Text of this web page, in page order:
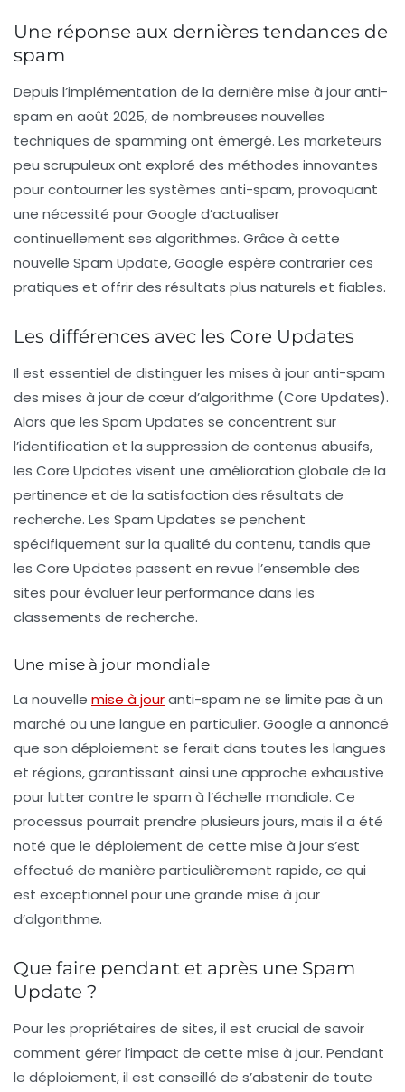
Une réponse aux dernières tendances de
spam
Depuis l’implémentation de la dernière mise à jour anti-
spam en août 2025, de nombreuses nouvelles
techniques de spamming ont émergé. Les marketeurs
peu scrupuleux ont exploré des méthodes innovantes
pour contourner les systèmes anti-spam, provoquant
une nécessité pour Google d’actualiser
continuellement ses algorithmes. Grâce à cette
nouvelle Spam Update, Google espère contrarier ces
pratiques et offrir des résultats plus naturels et fiables.
Les différences avec les Core Updates
Il est essentiel de distinguer les mises à jour anti-spam
des mises à jour de cœur d’algorithme (Core Updates).
Alors que les Spam Updates se concentrent sur
l’identification et la suppression de contenus abusifs,
les Core Updates visent une amélioration globale de la
pertinence et de la satisfaction des résultats de
recherche. Les Spam Updates se penchent
spécifiquement sur la qualité du contenu, tandis que
les Core Updates passent en revue l’ensemble des
sites pour évaluer leur performance dans les
classements de recherche.
Une mise à jour mondiale
La nouvelle mise à jouranti-spam ne se limite pas à un
marché ou une langue en particulier. Google a annoncé
que son déploiement se ferait dans toutes les langues
et régions, garantissant ainsi une approche exhaustive
pour lutter contre le spam à l’échelle mondiale. Ce
processus pourrait prendre plusieurs jours, mais il a été
noté que le déploiement de cette mise à jour s’est
effectué de manière particulièrement rapide, ce qui
est exceptionnel pour une grande mise à jour
d’algorithme.
Que faire pendant et après une Spam
Update ?
Pour les propriétaires de sites, il est crucial de savoir
comment gérer l’impact de cette mise à jour. Pendant
le déploiement, il est conseillé de s’abstenir de toute